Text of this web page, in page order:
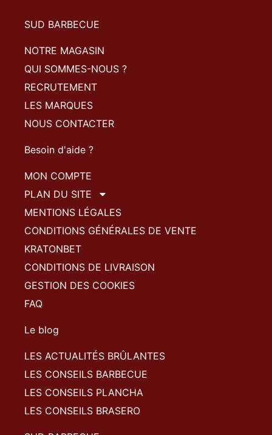
SUD BARBECUE
NOTRE MAGASIN
QUI SOMMES-NOUS ?
RECRUTEMENT
LES MARQUES
NOUS CONTACTER
Besoin d'aide ?
MON COMPTE
PLAN DU SITE
MENTIONS LÉGALES
CONDITIONS GÉNÉRALES DE VENTE
KRATONBET
CONDITIONS DE LIVRAISON
GESTION DES COOKIES
FAQ
Le blog
LES ACTUALITÉS BRÛLANTES
LES CONSEILS BARBECUE
LES CONSEILS PLANCHA
LES CONSEILS BRASERO